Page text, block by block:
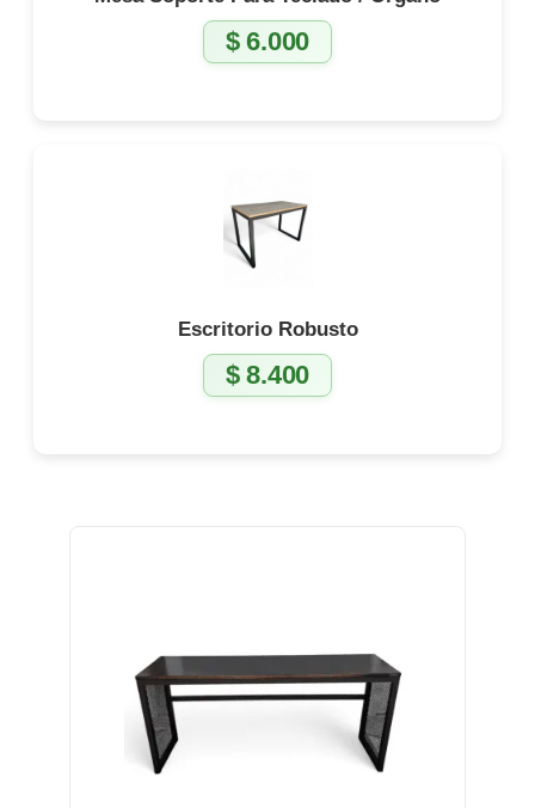
$6.000
Escritorio Robusto
$8.400